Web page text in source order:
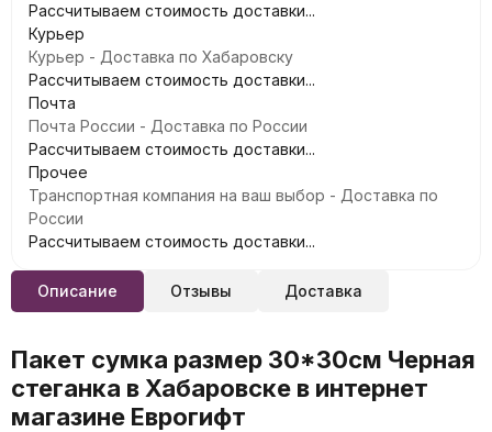
Рассчитываем стоимость доставки...
Курьер
Курьер - Доставка по Хабаровску
Рассчитываем стоимость доставки...
Почта
Почта России - Доставка по России
Рассчитываем стоимость доставки...
Прочее
Транспортная компания на ваш выбор - Доставка по
России
Рассчитываем стоимость доставки...
Описание Отзывы Доставка
Пакет сумка размер 30*30см Черная
стеганка в Хабаровске в интернет
магазине Еврогифт